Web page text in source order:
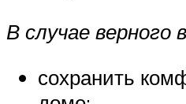
В случае верного
сохранить